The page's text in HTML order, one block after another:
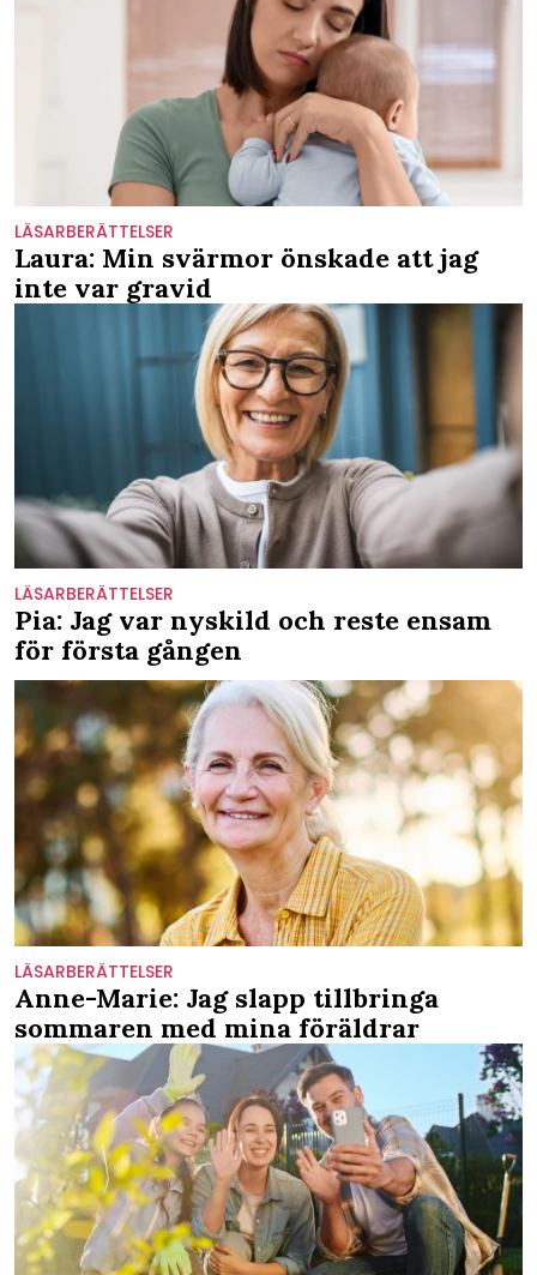
LÄSARBERÄTTELSER
Laura: Min svärmor önskade att jag
inte var gravid
LÄSARBERÄTTELSER
Pia: Jag var nyskild och reste ensam
för första gången
LÄSARBERÄTTELSER
Anne-Marie: Jag slapp tillbringa
sommaren med mina föräldrar